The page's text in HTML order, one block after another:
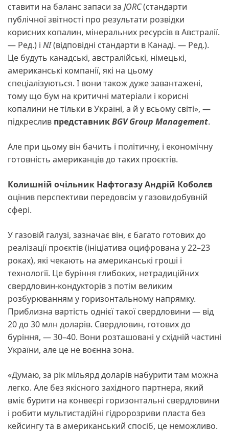
ставити на баланс запаси за JORC(стандарти
публічної звітності про результати розвідки
корисних копалин, мінеральних ресурсів в Австралії.
— Ред.) і NI(відповідні стандарти в Канаді. — Ред.).
Це будуть канадські, австралійські, німецькі,
американські компанії, які на цьому
спеціалізуються. І вони також дуже завантажені,
тому що бум на критичні матеріали і корисні
копалини не тільки в Україні, а й у всьому світі», —
підкреслив представникBGV Group Management.
Але при цьому він бачить і політичну, і економічну
готовність американців до таких проєктів.
Колишній очільник Нафтогазу Андрій Коболєв
оцінив перспективи передовсім у газовидобувній
сфері.
У газовій галузі, зазначає він, є багато готових до
реалізації проєктів (ініціатива оцифрована у 22–23
роках), які чекають на американські гроші і
технології. Це буріння глибоких, нетрадиційних
свердловин-кондукторів з потім великим
розбурюванням у горизонтальному напрямку.
Приблизна вартість однієї такої свердловини — від
20 до 30 млн доларів. Свердловин, готових до
буріння, — 30–40. Вони розташовані у східній частині
України, але це не воєнна зона.
«Думаю, за рік мільярд доларів набурити там можна
легко. Але без якісного західного партнера, який
вміє бурити на конвеєрі горизонтальні свердловини
і робити мультистадійні гідророзриви пласта без
кейсингу та в американський спосіб, це неможливо.